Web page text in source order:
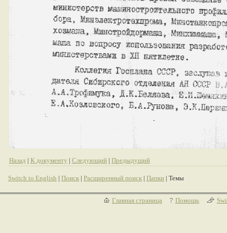
Назад | К документу | Следующий | Предыдущий
Switch to English | Поиск | Расширенный поиск | Папки | Темы
Главная страница Помощь